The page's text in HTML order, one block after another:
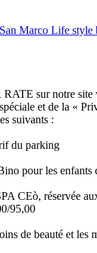
Marco Life style
sur notre site
et de la «
suivants :
du parking
pour les enfants
CEò, réservée
95,00
de beauté et les